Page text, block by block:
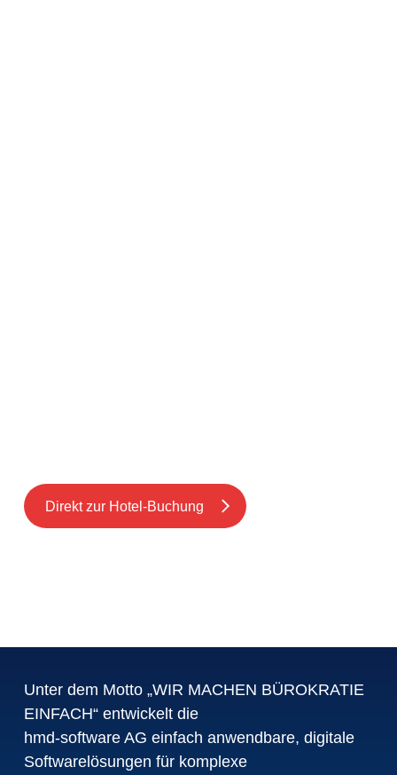
Direkt zur Hotel-Buchung
Unter dem Motto „WIR MACHEN BÜROKRATIE
EINFACH“ entwickelt die
hmd-software AG einfach anwendbare, digitale
Softwarelösungen für komplexe